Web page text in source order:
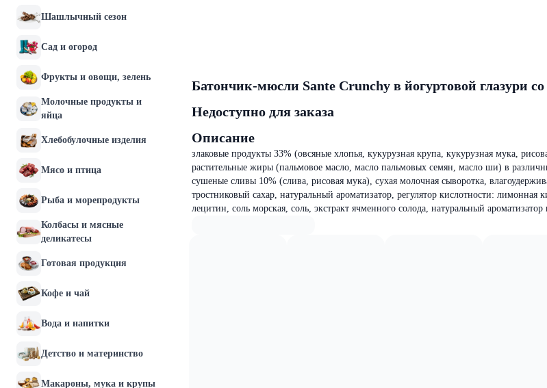
Шашлычный сезон
Сад и огород
Фрукты и овощи, зелень
Молочные продукты и
яйца
Хлебобулочные изделия
Мясо и птица
Рыба и морепродукты
Колбасы и мясные
деликатесы
Готовая продукция
Кофе и чай
Вода и напитки
Детство и материнство
Макароны, мука и крупы
Батончик-мюсли Sante Crunchy в йогуртовой глазури со
Недоступно для заказа
Описание
злаковые продукты 33% (овсяные хлопья, кукурузная крупа, кукурузная мука,
растительные жиры (пальмовое масло, масло пальмовых семян, масло ши) в
сушеные сливы 10% (слива, рисовая мука), сухая молочная сыворотка,
тростниковый сахар, натуральный ароматизатор, регулятор кислотности: лимонная
лецитин, соль морская, соль, экстракт ячменного солода, натуральный ароматизатор